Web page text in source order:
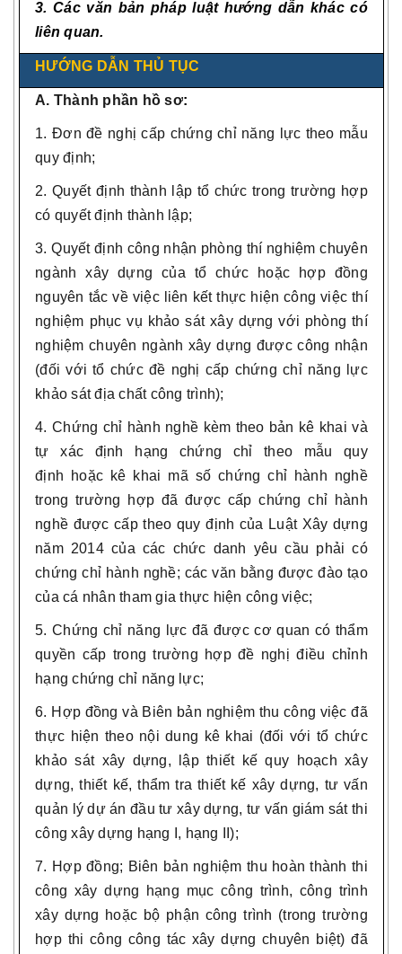
3. Các văn bản pháp luật hướng dẫn khác có
liên quan.
HƯỚNG DẪN THỦ TỤC
A. Thành phần hồ sơ:
1. Đơn đề nghị cấp chứng chỉ năng lực theo mẫu
quy định;
2. Quyết định thành lập tổ chức trong trường hợp
có quyết định thành lập;
3. Quyết định công nhận phòng thí nghiệm chuyên
ngành xây dựng của tổ chức hoặc hợp đồng
nguyên tắc về việc liên kết thực hiện công việc thí
nghiệm phục vụ khảo sát xây dựng với phòng thí
nghiệm chuyên ngành xây dựng được công nhận
(đối với tổ chức đề nghị cấp chứng chỉ năng lực
khảo sát địa chất công trình);
4. Chứng chỉ hành nghề kèm theo bản kê khai và
tự xác định hạng chứng chỉ theo mẫu quy
định hoặc kê khai mã số chứng chỉ hành nghề
trong trường hợp đã được cấp chứng chỉ hành
nghề được cấp theo quy định của Luật Xây dựng
năm 2014 của các chức danh yêu cầu phải có
chứng chỉ hành nghề; các văn bằng được đào tạo
của cá nhân tham gia thực hiện công việc;
5. Chứng chỉ năng lực đã được cơ quan có thẩm
quyền cấp trong trường hợp đề nghị điều chỉnh
hạng chứng chỉ năng lực;
6. Hợp đồng và Biên bản nghiệm thu công việc đã
thực hiện theo nội dung kê khai (đối với tổ chức
khảo sát xây dựng, lập thiết kế quy hoạch xây
dựng, thiết kế, thẩm tra thiết kế xây dựng, tư vấn
quản lý dự án đầu tư xây dựng, tư vấn giám sát thi
công xây dựng hạng I, hạng II);
7. Hợp đồng; Biên bản nghiệm thu hoàn thành thi
công xây dựng hạng mục công trình, công trình
xây dựng hoặc bộ phận công trình (trong trường
hợp thi công công tác xây dựng chuyên biệt) đã